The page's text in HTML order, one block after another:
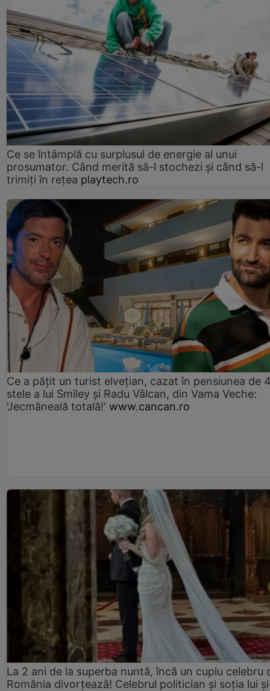
Ce se întâmplă cu surplusul de energie al unui
prosumator. Când merită să-l stochezi și când să-l
trimiți în rețea playtech.ro
Ce a pățit un turist elvețian, cazat în pensiunea de
stele a lui Smiley și Radu Vâlcan, din Vama Veche:
'Jecmăneală totală!' www.cancan.ro
La 2 ani de la superba nuntă, încă un cuplu celebru
România divorțează! Celebrul politician și soția lui